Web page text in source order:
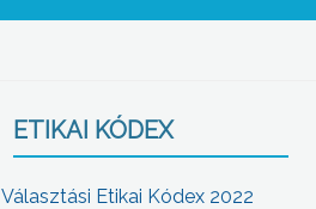
ETIKAI KÓDEX
Választási Etikai Kódex 2022